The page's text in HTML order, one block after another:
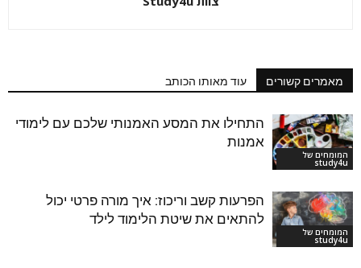
מאמרים קשורים עוד מאותו הכותב
המומחים של
study4u
התחילו את המסע האמנותי שלכם עם לימודי
אמנות
המומחים של
study4u
הפרעות קשב וריכוז: איך מורה פרטי יכול
להתאים את שיטת הלימוד לילד